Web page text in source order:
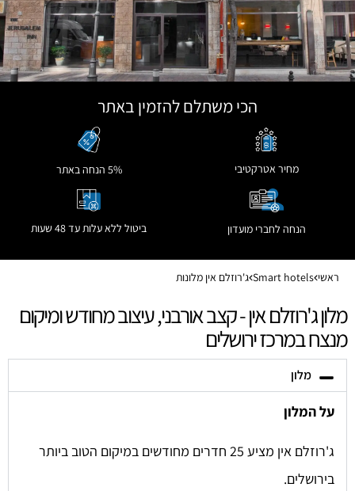
הכי משתלם להזמין באתר
מחיר אטרקטיבי 5% הנחה באתר
הנחה לחברי מועדון ביטול ללא עלות עד 48 שעות
ראשי Smart hotels ג'רוזלם אין מלונות
מלון ג'רוזלם אין - קצב אורבני, עיצוב מחודש ומיקום
מנצח במרכז ירושלים
מלון
על המלון
ג'רוזלם אין מציע 25 חדרים מחודשים במיקום הטוב ביותר
בירושלים.